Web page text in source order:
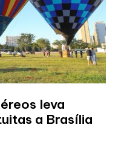
leva
a Brasília